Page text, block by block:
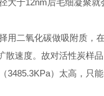
于12nm后毛细凝聚就
二氧化碳做吸附质，
散速度。故对活性炭样
3485.3KPa）太高，只